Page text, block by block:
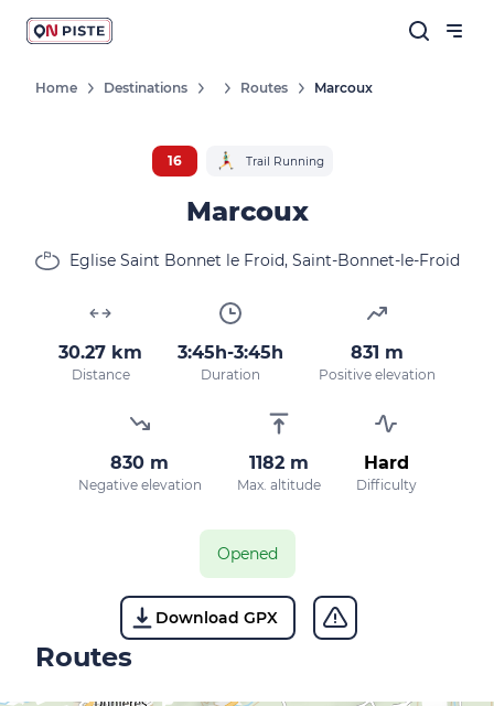
Home Destinations Routes Marcoux
16 Trail Running
Marcoux
Eglise Saint Bonnet le Froid, Saint-Bonnet-le-Froid
30.27 km
Distance
3:45h-3:45h
Duration
831 m
Positive elevation
830 m
Negative elevation
1182 m
Max. altitude
Hard
Difficulty
Opened
Download GPX
Routes